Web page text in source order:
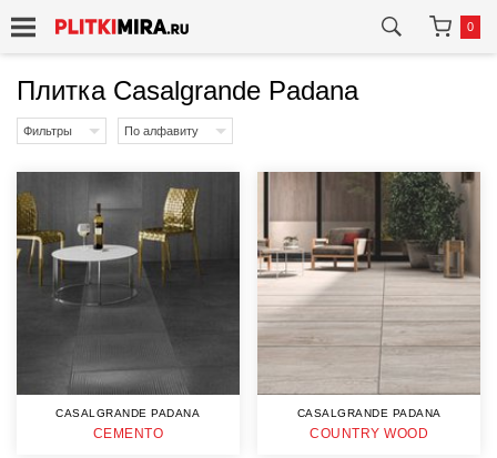
0
Плитка Casalgrande Padana
Фильтры По алфавиту
CASALGRANDE PADANA
CEMENTO
CASALGRANDE PADANA
COUNTRY WOOD